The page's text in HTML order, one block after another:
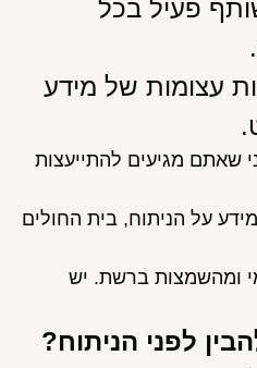
פעיל בכל
עצומות של מידע
שאתם מגיעים להתייעצות
על הניתוח, בית החולים
ומהשמצות ברשת. יש
לפני הניתוח?